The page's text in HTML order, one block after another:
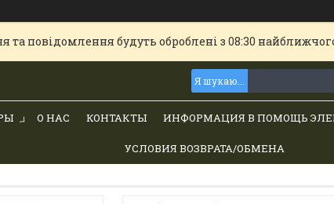
повідомлення будуть оброблені з 08:30
О НАС КОНТАКТЫ ИНФОРМАЦИЯ В ПОМОЩЬ
УСЛОВИЯ ВОЗВРАТА/ОБМЕНА